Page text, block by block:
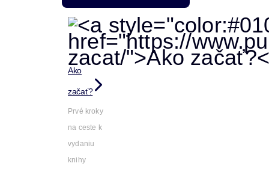
Ako
začať?
Prvé kroky
na ceste k
vydaniu
knihy